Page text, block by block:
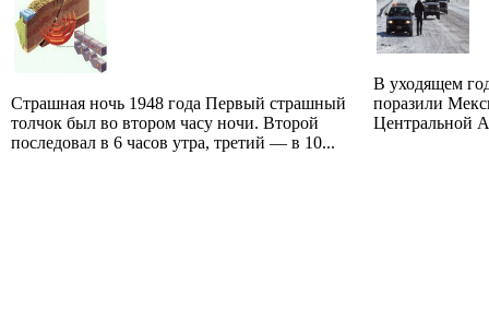
Страшная ночь 1948 года Первый страшный
толчок был во втором часу ночи. Второй
последовал в 6 часов утра, третий — в 10...
В уходящем
поразили
Центральной